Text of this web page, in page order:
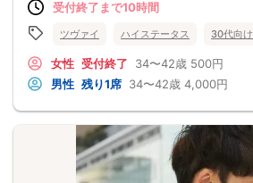
受付終了まで10時間
ツヴァイ ハイステータス 30代向け
女性 受付終了 34〜42歳 500円
男性 残り1席 34〜42歳 4,000円